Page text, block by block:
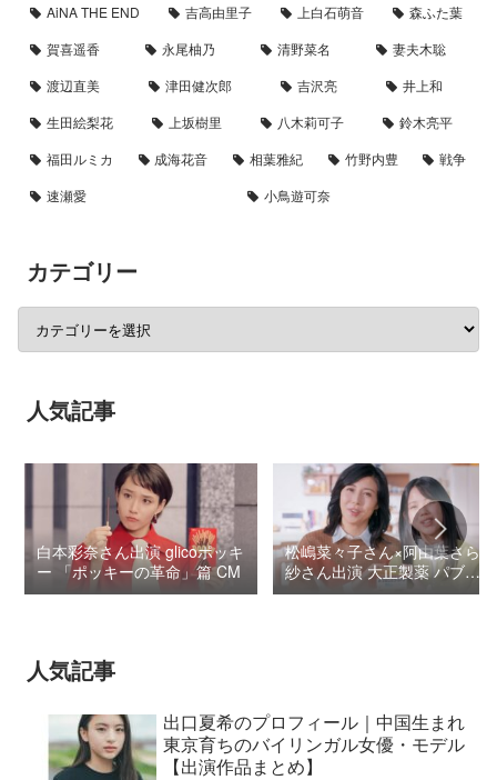
AiNA THE END
吉高由里子 上白石萌音
森ふた葉
賀喜遥香
永尾柚乃 清野菜名
妻夫木聡
渡辺直美
津田健次郎 吉沢亮
井上和
生田絵梨花
上坂樹里 八木莉可子
鈴木亮平
福田ルミカ
成海花音 相葉雅紀 竹野内豊
戦争
速瀬愛
小鳥遊可奈
カテゴリー
人気記事
白本彩奈さん出演 glicoポッキ
ー 「ポッキーの革命」篇 CM
松嶋菜々子さん×阿由葉さら
紗さん出演 大正製薬 パブロ
ンSゴールドW『いましよう
人気記事
出口夏希のプロフィール｜中国生まれ
東京育ちのバイリンガル女優・モデル
【出演作品まとめ】